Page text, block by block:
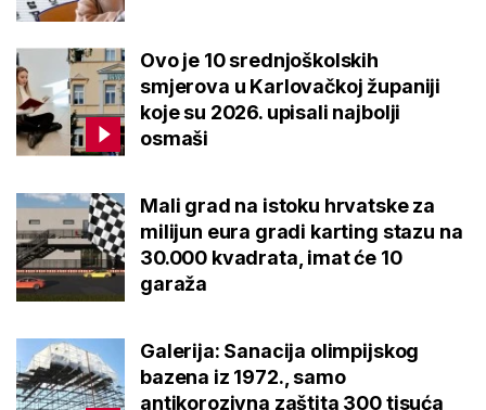
Mali grad na istoku hrvatske za
milijun eura gradi karting stazu na
Galerija: Sanacija olimpijskog
bazena iz 1972., samo antikorozivna
zaštita 300 tisuća eura